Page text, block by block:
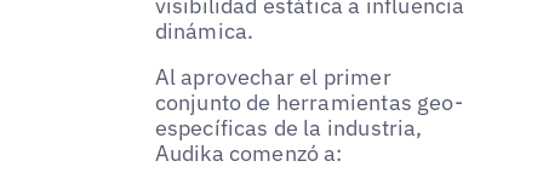
visibilidad estática a influencia
dinámica.
Al aprovechar el primer
conjunto de herramientas geo-
específicas de la industria,
Audika comenzó a: